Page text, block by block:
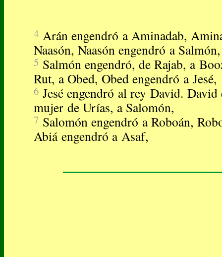
4 Arán engendró a Aminadab,
Naasón, Naasón engendró a Salmón,
5 Salmón engendró, de Rajab, a
Rut, a Obed, Obed engendró a Jesé,
6 Jesé engendró al rey David. David
mujer de Urías, a Salomón,
7 Salomón engendró a Roboán,
Abiá engendró a Asaf,